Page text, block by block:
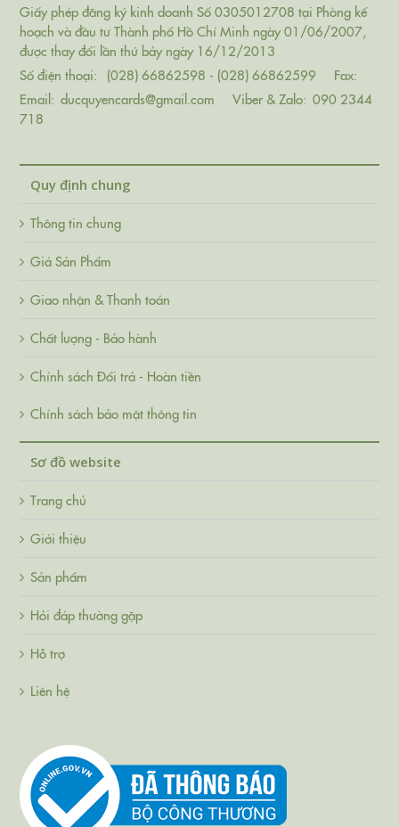
Giấy phép đăng ký kinh doanh Số 0305012708 tại Phòng kế
hoạch và đầu tư Thành phố Hồ Chí Minh ngày 01/06/2007,
được thay đổi lần thứ bảy ngày 16/12/2013
Số điện thoại:
(028) 66862598 - (028) 66862599
Fax:
Email: ducquyencards@gmail.com Viber & Zalo: 090 2344
718
Quy định chung
Thông tin chung
Giá Sản Phẩm
Giao nhận & Thanh toán
Chất lượng - Bảo hành
Chính sách Đổi trả - Hoàn tiền
Chính sách bảo mật thông tin
Sơ đồ website
Trang chủ
Giới thiệu
Sản phẩm
Hỏi đáp thường gặp
Hỗ trợ
Liên hệ